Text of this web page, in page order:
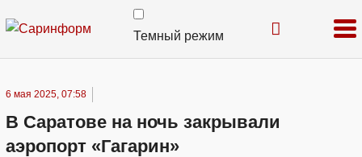
Темный режим
6 мая 2025, 07:58
В Саратове на ночь закрывали
аэропорт «Гагарин»